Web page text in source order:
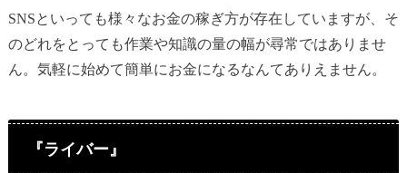
SNSといっても様々なお金の稼ぎ方が存在していますが、そ
のどれをとっても作業や知識の量の幅が尋常ではありませ
ん。気軽に始めて簡単にお金になるなんてありえません。
『ライバー』